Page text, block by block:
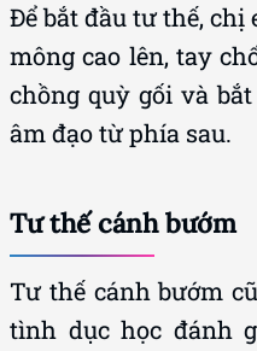
Để bắt đầu tư thế, chị
mông cao lên, tay
chồng quỳ gối và
âm đạo từ phía sau.
Tư thế cánh bướm
Tư thế cánh bướm
tình dục học đánh